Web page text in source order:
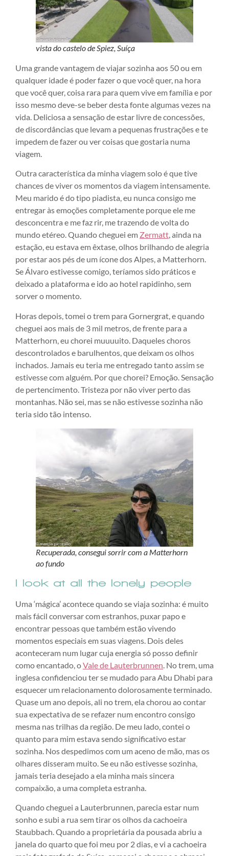
vista do castelo de Spiez, Suíça
Uma grande vantagem de viajar sozinha aos 50 ou em
qualquer idade é poder fazer o que você quer, na hora
que você quer, coisa rara para quem vive em família e por
isso mesmo deve-se beber desta fonte algumas vezes na
vida. Deliciosa a sensação de estar livre de concessões,
de discordâncias que levam a pequenas frustrações e te
impedem de fazer ou ver coisas que gostaria numa
viagem.
Outra característica da minha viagem solo é que tive
chances de viver os momentos da viagem intensamente.
Meu marido é do tipo piadista, eu nunca consigo me
entregar às emoções completamente porque ele me
desconcentra e me faz rir, me trazendo de volta do
mundo etéreo. Quando cheguei em Zermatt, ainda na
estação, eu estava em êxtase, olhos brilhando de alegria
por estar aos pés de um ícone dos Alpes, a Matterhorn.
Se Álvaro estivesse comigo, teríamos sido práticos e
deixado a plataforma e ido ao hotel rapidinho, sem
sorver o momento.
Horas depois, tomei o trem para Gornergrat, e quando
cheguei aos mais de 3 mil metros, de frente para a
Matterhorn, eu chorei muuuuito. Daqueles choros
descontrolados e barulhentos, que deixam os olhos
inchados. Jamais eu teria me entregado tanto assim se
estivesse com alguém. Por que chorei? Emoção. Sensação
de pertencimento. Tristeza por não viver perto das
montanhas. Não sei, mas se não estivesse sozinha não
teria sido tão intenso.
Recuperada, consegui sorrir com a Matterhorn
ao fundo
I look at all the lonely people
Uma ‘mágica’ acontece quando se viaja sozinha: é muito
mais fácil conversar com estranhos, puxar papo e
encontrar pessoas que também estão vivendo
momentos especiais em suas viagens. Dois deles
aconteceram num lugar cuja energia só posso definir
como encantado, oVale de Lauterbrunnen . No trem, uma
inglesa confidenciou ter se mudado para Abu Dhabi para
esquecer um relacionamento dolorosamente terminado.
Quase um ano depois, ali no trem, ela chorou ao contar
sua expectativa de se refazer num encontro consigo
mesma nas trilhas da região. De meu lado, contei o
quanto para mim estava sendo significativo estar
sozinha. Nos despedimos com um aceno de mão, mas os
olhares disseram muito. Se eu não estivesse sozinha,
jamais teria desejado a ela minha mais sincera
compaixão, a uma completa estranha.
Quando cheguei a Lauterbrunnen, parecia estar num
sonho e subi a rua sem tirar os olhos da cachoeira
Staubbach. Quando a proprietária da pousada abriu a
janela do quarto que foi meu por 2 dias, e vi a cachoeira